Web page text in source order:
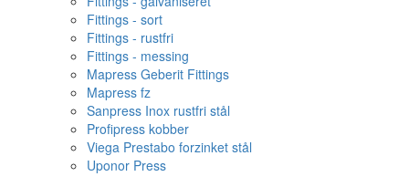
Fittings - sort
Fittings - rustfri
Fittings - messing
Mapress Geberit Fittings
Mapress fz
Sanpress Inox rustfri stål
Profipress kobber
Viega Prestabo forzinket stål
Uponor Press